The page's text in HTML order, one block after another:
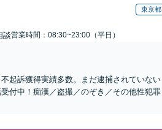
東京都
談営業時間：08:30~23:00（平日）
起訴獲得実績多数。まだ逮捕されていない
付中！痴漢／盗撮／のぞき／その他性犯罪